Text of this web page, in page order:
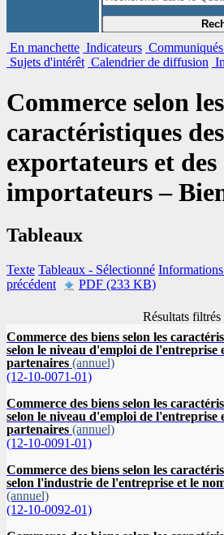
En manchette Indicateurs
Sujets d'intérêt Calendrier de diffusion
Commerce selon les
caractéristiques des
exportateurs et des
importateurs –
Tableaux
Texte Tableaux - Sélectionné
précédent
PDF (233 KB)
Résultats filtrés
Commerce des biens selon les
selon le niveau d'emploi de l'entreprise
partenaires (annuel)
(12-10-0071-01)
Commerce des biens selon les
selon le niveau d'emploi de l'entreprise
partenaires (annuel)
(12-10-0091-01)
Commerce des biens selon les
selon l'industrie de l'entreprise et le
(annuel)
(12-10-0092-01)